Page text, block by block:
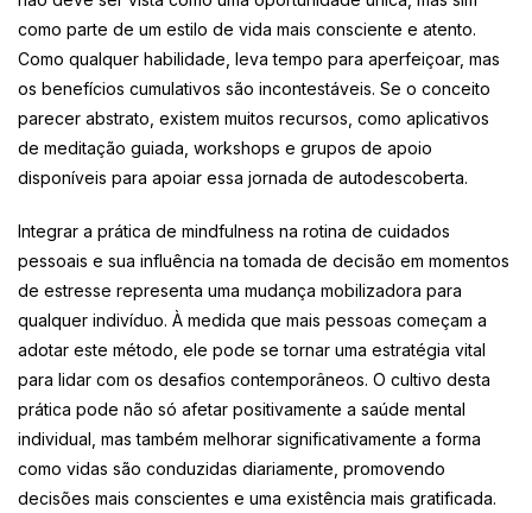
como parte de um estilo de vida mais consciente e atento.
Como qualquer habilidade, leva tempo para aperfeiçoar, mas
os benefícios cumulativos são incontestáveis. Se o conceito
parecer abstrato, existem muitos recursos, como aplicativos
de meditação guiada, workshops e grupos de apoio
disponíveis para apoiar essa jornada de autodescoberta.
Integrar a prática de mindfulness na rotina de cuidados
pessoais e sua influência na tomada de decisão em momentos
de estresse representa uma mudança mobilizadora para
qualquer indivíduo. À medida que mais pessoas começam a
adotar este método, ele pode se tornar uma estratégia vital
para lidar com os desafios contemporâneos. O cultivo desta
prática pode não só afetar positivamente a saúde mental
individual, mas também melhorar significativamente a forma
como vidas são conduzidas diariamente, promovendo
decisões mais conscientes e uma existência mais gratificada.